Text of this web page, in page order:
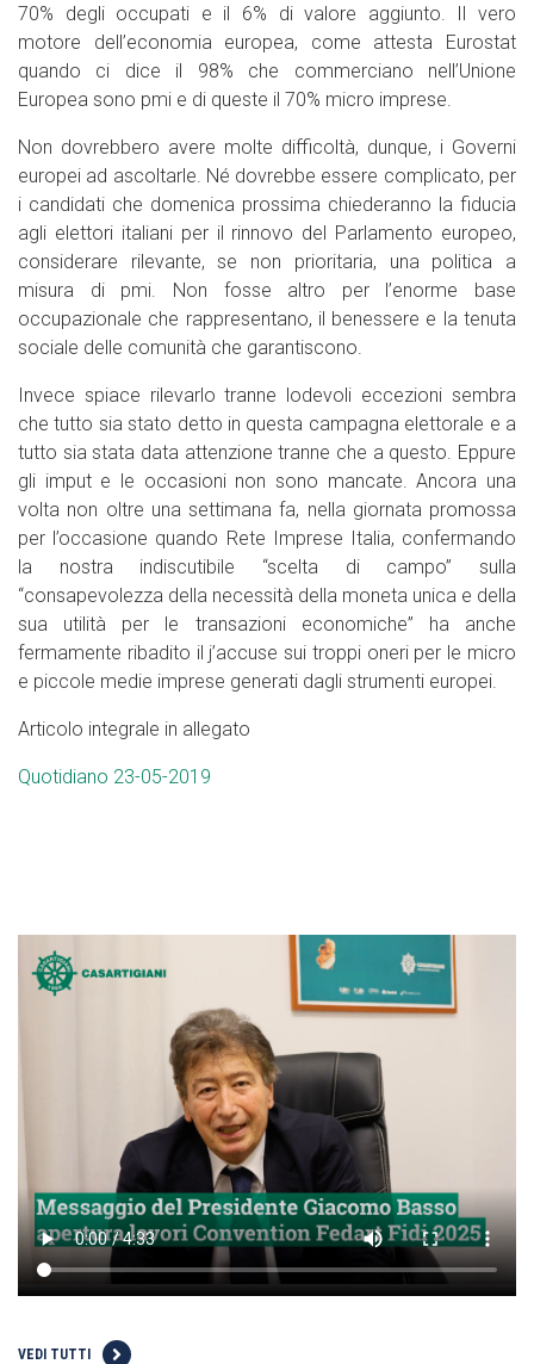
70% degli occupati e il 6% di valore aggiunto. Il vero
motore dell’economia europea, come attesta Eurostat
quando ci dice il 98% che commerciano nell’Unione
Europea sono pmi e di queste il 70% micro imprese.
Non dovrebbero avere molte difficoltà, dunque, i Governi
europei ad ascoltarle. Né dovrebbe essere complicato, per
i candidati che domenica prossima chiederanno la fiducia
agli elettori italiani per il rinnovo del Parlamento europeo,
considerare rilevante, se non prioritaria, una politica a
misura di pmi. Non fosse altro per l’enorme base
occupazionale che rappresentano, il benessere e la tenuta
sociale delle comunità che garantiscono.
Invece spiace rilevarlo tranne lodevoli eccezioni sembra
che tutto sia stato detto in questa campagna elettorale e a
tutto sia stata data attenzione tranne che a questo. Eppure
gli imput e le occasioni non sono mancate. Ancora una
volta non oltre una settimana fa, nella giornata promossa
per l’occasione quando Rete Imprese Italia, confermando
la nostra indiscutibile “scelta di campo” sulla
“consapevolezza della necessità della moneta unica e della
sua utilità per le transazioni economiche” ha anche
fermamente ribadito il j’accuse sui troppi oneri per le micro
e piccole medie imprese generati dagli strumenti europei.
Articolo integrale in allegato
Quotidiano 23-05-2019
VEDI TUTTI